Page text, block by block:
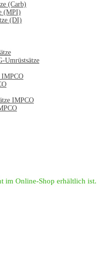
(Carb)
(MPI)
(DI)
Umrüstsätze
IMPCO
IMPCO
im Online-Shop erhältlich ist.